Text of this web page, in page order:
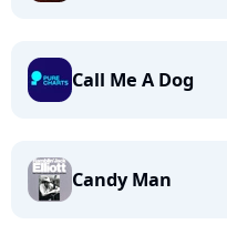
Call Me A Dog
Candy Man